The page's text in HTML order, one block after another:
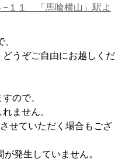
−１１ 「馬喰横山」駅よ
うぞご自由にお越しくだ
ので、
ません。
せていただく場合もござ
発生していません。